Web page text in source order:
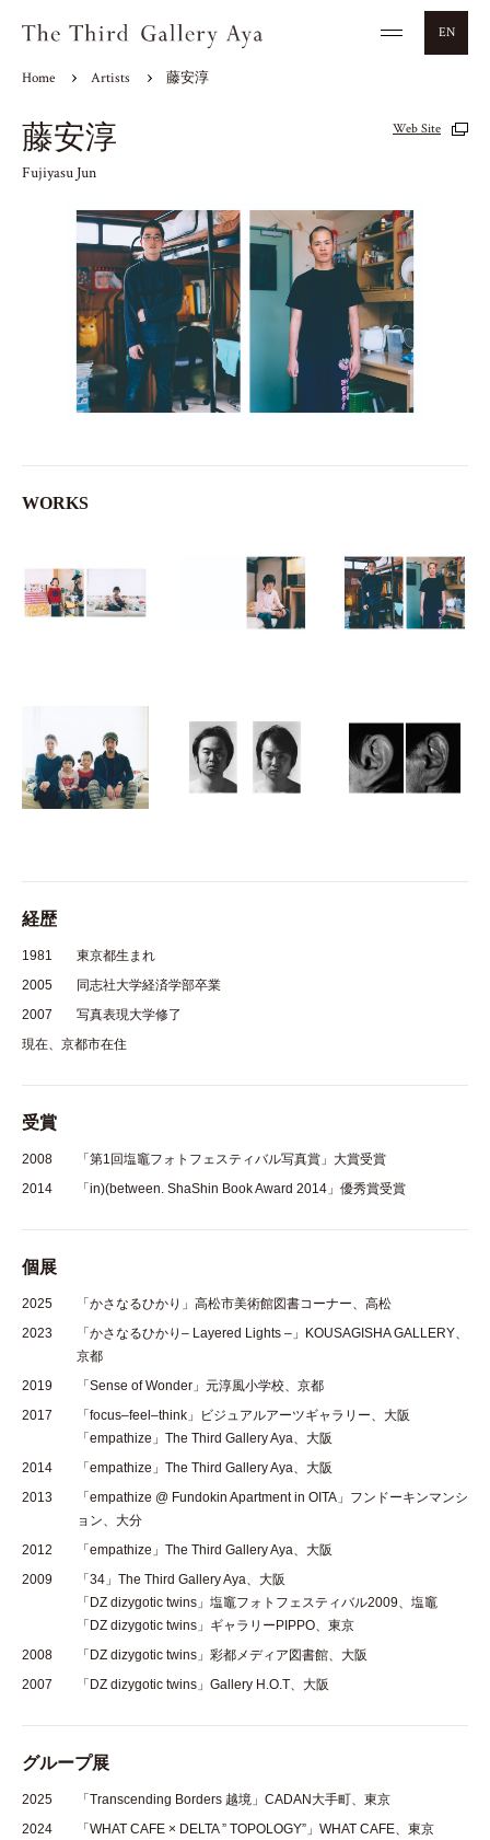
EN
Home Artists 藤安淳
藤安淳
Fujiyasu Jun
Web Site
WORKS
経歴
1981
東京都生まれ
2005
同志社大学経済学部卒業
2007
写真表現大学修了
現在、京都市在住
受賞
2008
「第1回塩竈フォトフェスティバル写真賞」大賞受賞
2014
「in)(between. ShaShin Book Award 2014」優秀賞受賞
個展
2025
「かさなるひかり」高松市美術館図書コーナー、高松
2023
「かさなるひかり– Layered Lights –」KOUSAGISHA GALLERY、
京都
2019
「Sense of Wonder」元淳風小学校、京都
2017
「focus–feel–think」ビジュアルアーツギャラリー、大阪
「empathize」The Third Gallery Aya、大阪
2014
「empathize」The Third Gallery Aya、大阪
2013
「empathize @ Fundokin Apartment in OITA」フンドーキンマンシ
ョン、大分
2012
「empathize」The Third Gallery Aya、大阪
2009
「34」The Third Gallery Aya、大阪
「DZ dizygotic twins」塩竈フォトフェスティバル2009、塩竈
「DZ dizygotic twins」ギャラリーPIPPO、東京
2008
「DZ dizygotic twins」彩都メディア図書館、大阪
2007
「DZ dizygotic twins」Gallery H.O.T、大阪
グループ展
2025
「Transcending Borders 越境」CADAN大手町、東京
2024
「WHAT CAFE × DELTA ” TOPOLOGY”」WHAT CAFE、東京